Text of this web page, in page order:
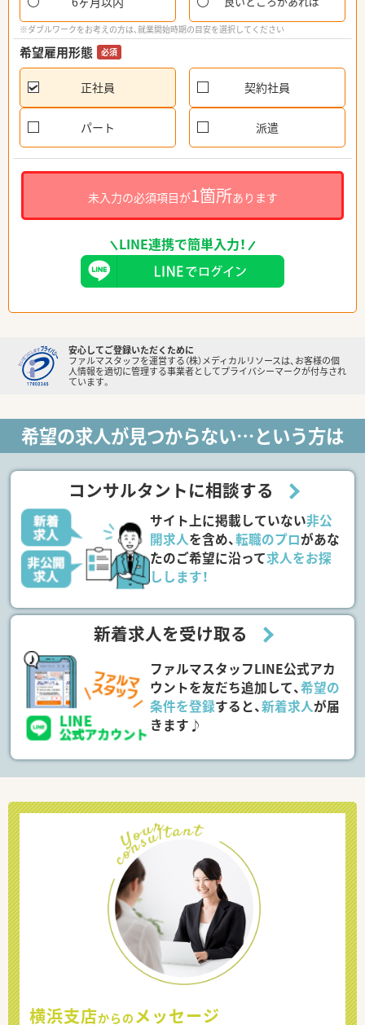
※ダブルワークをお考えの方は、就業開始時期の目安を選択してください
希望雇用形態 必須
正社員 契約社員
パート 派遣
未入力の必須項目が1箇所あります
LINE連携で簡単入力！
安心してご登録いただくために
ファルマスタッフを運営する（株）メディカルリソースは、お客様の個
人情報を適切に管理する事業者としてプライバシーマークが付与され
ています。
希望の求人が見つからない…という方は
コンサルタントに相談する
サイト上に掲載していない非公
開求人を含め、転職のプロがあな
たのご希望に沿って求人をお探
しします！
新着求人を受け取る
ファルマスタッフLINE公式アカ
ウントを友だち追加して、希望の
条件を登録すると、新着求人が届
きます♪
横浜支店からの メッセージ